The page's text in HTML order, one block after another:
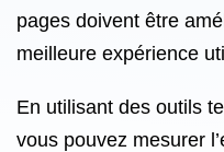
pages doivent être
meilleure expérience
En utilisant des outils
vous pouvez mesurer